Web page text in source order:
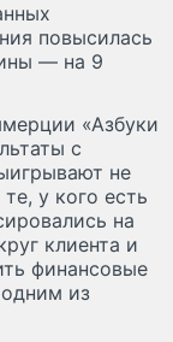
повысилась
— на 9
«Азбуки
с
не
у кого есть
на
клиента и
финансовые
из